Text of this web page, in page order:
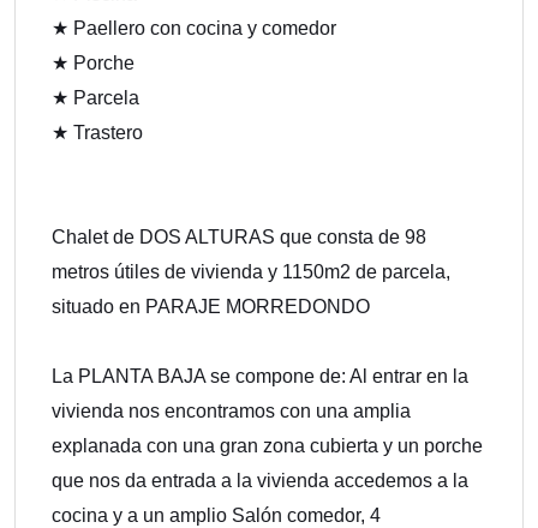
★ Paellero con cocina y comedor
★ Porche
★ Parcela
★ Trastero
Chalet de DOS ALTURAS que consta de 98
metros útiles de vivienda y 1150m2 de parcela,
situado en PARAJE MORREDONDO
La PLANTA BAJA se compone de: Al entrar en la
vivienda nos encontramos con una amplia
explanada con una gran zona cubierta y un porche
que nos da entrada a la vivienda accedemos a la
cocina y a un amplio Salón comedor, 4